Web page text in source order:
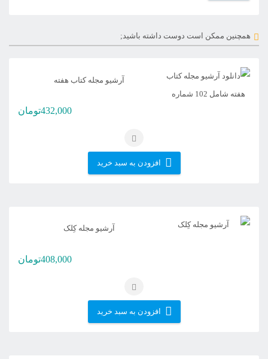
همچنین ممکن است دوست داشته باشید;
آرشیو مجله کتاب هفته
432,000تومان
افزودن به سبد خرید
آرشیو مجله کِلک
408,000تومان
افزودن به سبد خرید